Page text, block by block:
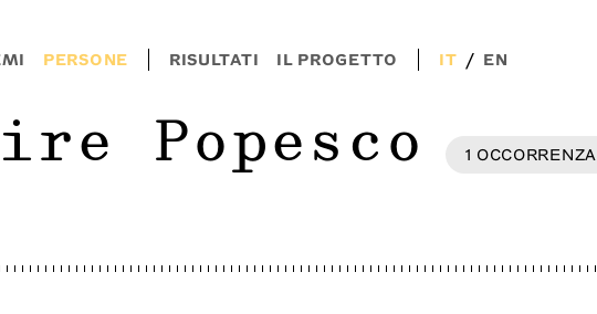
PERSONE RISULTATI IL PROGETTO IT / EN
Popesco 1 OCCORRENZA